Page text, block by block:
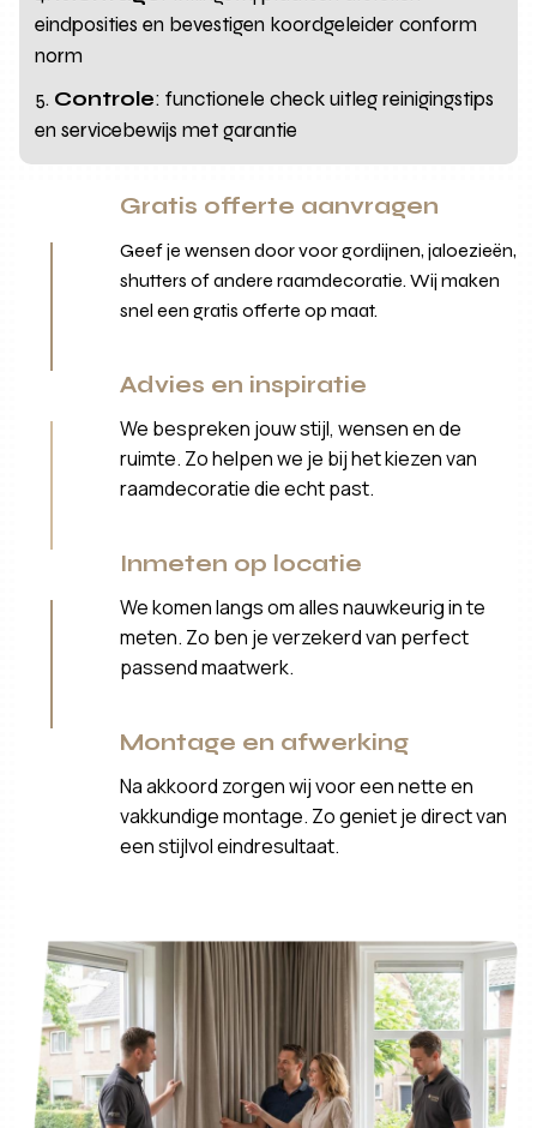
eindposities en bevestigen koordgeleider conform
norm
Controle: functionele check uitleg reinigingstips
en servicebewijs met garantie
Gratis offerte aanvragen
Geef je wensen door voor gordijnen, jaloezieën,
shutters of andere raamdecoratie. Wij maken
snel een gratis offerte op maat.
Advies en inspiratie
We bespreken jouw stijl, wensen en de
ruimte. Zo helpen we je bij het kiezen van
raamdecoratie die echt past.
Inmeten op locatie
We komen langs om alles nauwkeurig in te
meten. Zo ben je verzekerd van perfect
passend maatwerk.
Montage en afwerking
Na akkoord zorgen wij voor een nette en
vakkundige montage. Zo geniet je direct van
een stijlvol eindresultaat.